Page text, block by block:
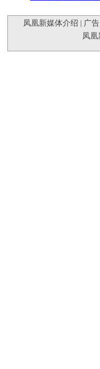
凤凰新媒体介绍 | 广
凤